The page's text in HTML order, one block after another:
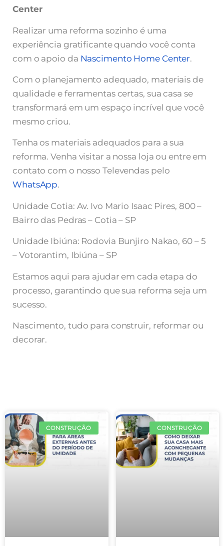
Center
Realizar uma reforma sozinho é uma
experiência gratificante quando você conta
com o apoio da Nascimento Home Center.
Com o planejamento adequado, materiais de
qualidade e ferramentas certas, sua casa se
transformará em um espaço incrível que você
mesmo criou.
Tenha os materiais adequados para a sua
reforma. Venha visitar a nossa loja ou entre em
contato com o nosso Televendas pelo
WhatsApp.
Unidade Cotia: Av. Ivo Mario Isaac Pires, 800 –
Bairro das Pedras – Cotia – SP
Unidade Ibiúna: Rodovia Bunjiro Nakao, 60 – 5
– Votorantim, Ibiúna – SP
Estamos aqui para ajudar em cada etapa do
processo, garantindo que sua reforma seja um
sucesso.
Nascimento, tudo para construir, reformar ou
decorar.
CONSTRUÇÃO CONSTRUÇÃO